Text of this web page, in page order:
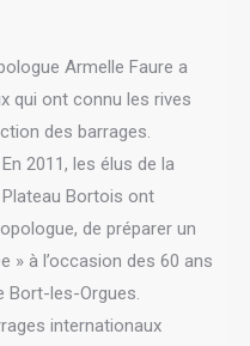
Armelle Faure a
qui ont connu les rives
des barrages.
2011, les élus de la
Bortois ont
de préparer un
» à l’occasion des 60 ans
Bort-les-Orgues.
internationaux